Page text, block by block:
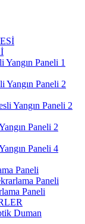
Paneli 1
Yangın Paneli 2
Yangın Paneli 2
Paneli 2
Paneli 4
Paneli
Paneli
Paneli
Duman